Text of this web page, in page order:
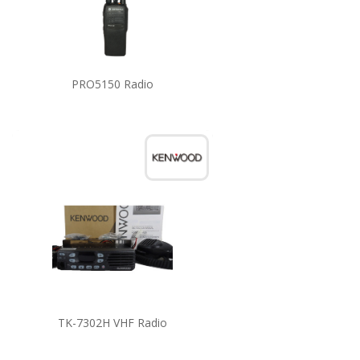
PRO5150 Radio
TK-7302H VHF Radio